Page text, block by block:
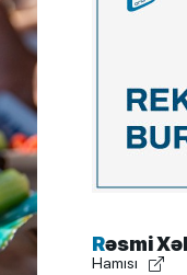
Rəsmi
Hamısı